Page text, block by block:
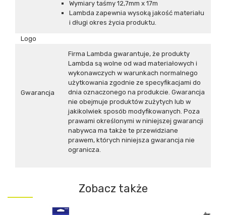
Wymiary taśmy 12,7mm x 17m
Lambda zapewnia wysoką jakość materiału
i długi okres życia produktu.
Logo
Gwarancja
Firma Lambda gwarantuje, że produkty
Lambda są wolne od wad materiałowych i
wykonawczych w warunkach normalnego
użytkowania zgodnie ze specyfikacjami do
dnia oznaczonego na produkcie. Gwarancja
nie obejmuje produktów zużytych lub w
jakikolwiek sposób modyfikowanych. Poza
prawami określonymi w niniejszej gwarancji
nabywca ma także te przewidziane
prawem, których niniejsza gwarancja nie
ogranicza.
Zobacz także